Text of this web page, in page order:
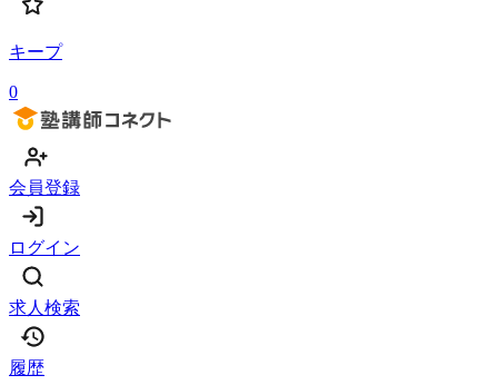
キープ
0
会員登録
ログイン
求人検索
履歴